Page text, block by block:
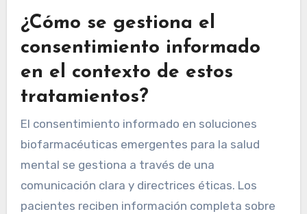
¿Cómo se gestiona el
consentimiento informado
en el contexto de estos
tratamientos?
El consentimiento informado en soluciones
biofarmacéuticas emergentes para la salud
mental se gestiona a través de una
comunicación clara y directrices éticas. Los
pacientes reciben información completa sobre